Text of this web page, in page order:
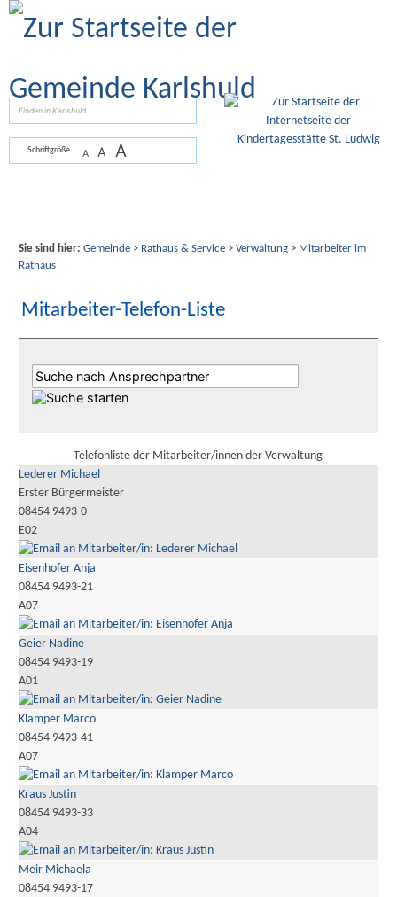
Zum Inhalt
Schriftgröße A A A
Sie sind hier: Gemeinde> Rathaus & Service> Verwaltung> Mitarbeiter im
Rathaus
Mitarbeiter-Telefon-Liste
Telefonliste der Mitarbeiter/innen der Verwaltung
Lederer Michael
Erster Bürgermeister
08454 9493-0
E02
Eisenhofer Anja
08454 9493-21
A07
Geier Nadine
08454 9493-19
A01
Klamper Marco
08454 9493-41
A07
Kraus Justin
08454 9493-33
A04
Meir Michaela
08454 9493-17